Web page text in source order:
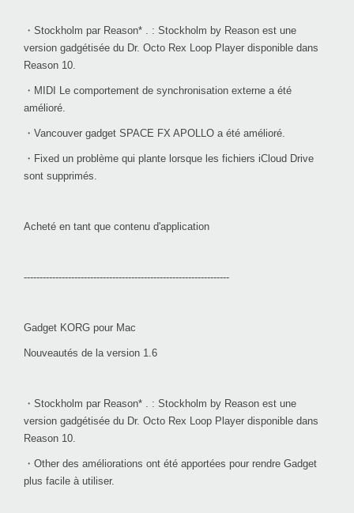
・Stockholm par Reason* . : Stockholm by Reason est une
version gadgétisée du Dr. Octo Rex Loop Player disponible dans
Reason 10.
・MIDI Le comportement de synchronisation externe a été
amélioré.
・Vancouver gadget SPACE FX APOLLO a été amélioré.
・Fixed un problème qui plante lorsque les fichiers iCloud Drive
sont supprimés.
Acheté en tant que contenu d'application
-----------------------------------------------------------------
Gadget KORG pour Mac
Nouveautés de la version 1.6
・Stockholm par Reason* . : Stockholm by Reason est une
version gadgétisée du Dr. Octo Rex Loop Player disponible dans
Reason 10.
・Other des améliorations ont été apportées pour rendre Gadget
plus facile à utiliser.